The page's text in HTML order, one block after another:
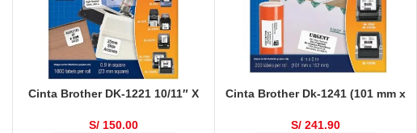
Cinta Brother DK-1221 10/11″ X
De Papel
S/ 150.00
Cinta Brother Dk-1241 (101 mm x
S/ 241.90